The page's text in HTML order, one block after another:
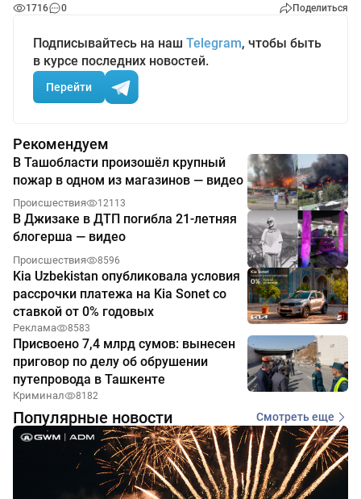
1716 0 Поделиться
Подписывайтесь на наш Telegram, чтобы быть
в курсе последних новостей.
Перейти
Рекомендуем
В Ташобласти произошёл крупный
пожар в одном из магазинов — видео
Происшествия 12113
В Джизаке в ДТП погибла 21-летняя
блогерша — видео
Происшествия 8596
Kia Uzbekistan опубликовала условия
рассрочки платежа на Kia Sonet со
ставкой от 0% годовых
Реклама 8583
Присвоено 7,4 млрд сумов: вынесен
приговор по делу об обрушении
путепровода в Ташкенте
Криминал 8182
Популярные новости Смотреть еще